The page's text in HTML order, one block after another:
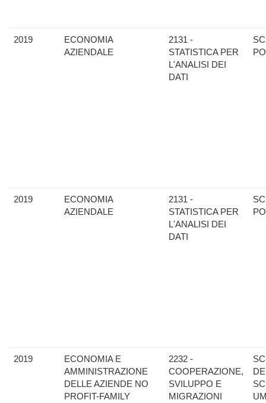
2019
ECONOMIA
AZIENDALE
2131 -
STATISTICA PER
L'ANALISI DEI
DATI
2019
ECONOMIA
AZIENDALE
2131 -
STATISTICA PER
L'ANALISI DEI
DATI
2019
ECONOMIA E
AMMINISTRAZIONE
DELLE AZIENDE NO
PROFIT-FAMILY
2232 -
COOPERAZIONE,
SVILUPPO E
MIGRAZIONI